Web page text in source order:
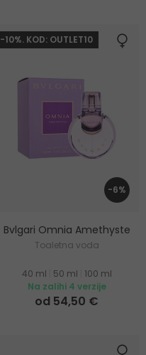
-10%. KOD: OUTLET10
-6%
Bvlgari Omnia Amethyste
Toaletna voda
40 ml 50 ml
100 ml
Na zalihi 4 verzije
od 54,50 €